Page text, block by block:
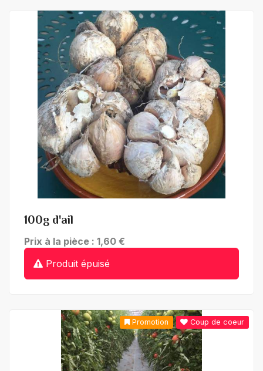
100g d'ail
Prix à la pièce : 1,60 €
Produit épuisé
+ de détails
Promotion Coup de coeur